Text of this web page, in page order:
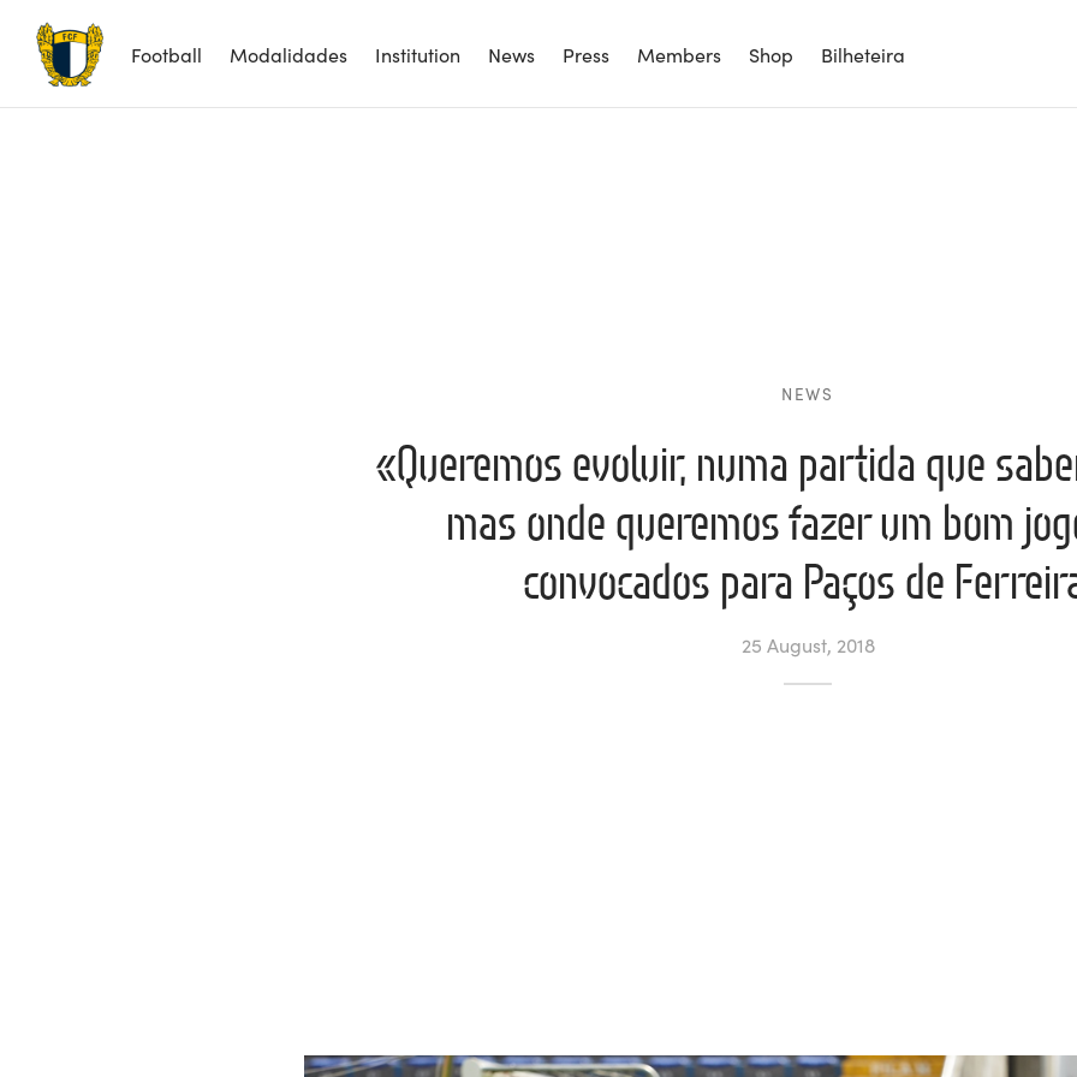
Football Modalidades Institution News Press Members Shop Bilheteira
NEWS
«Queremos evoluir, numa partida que
mas onde queremos fazer um bom
convocados para Paços de
25 August, 2018